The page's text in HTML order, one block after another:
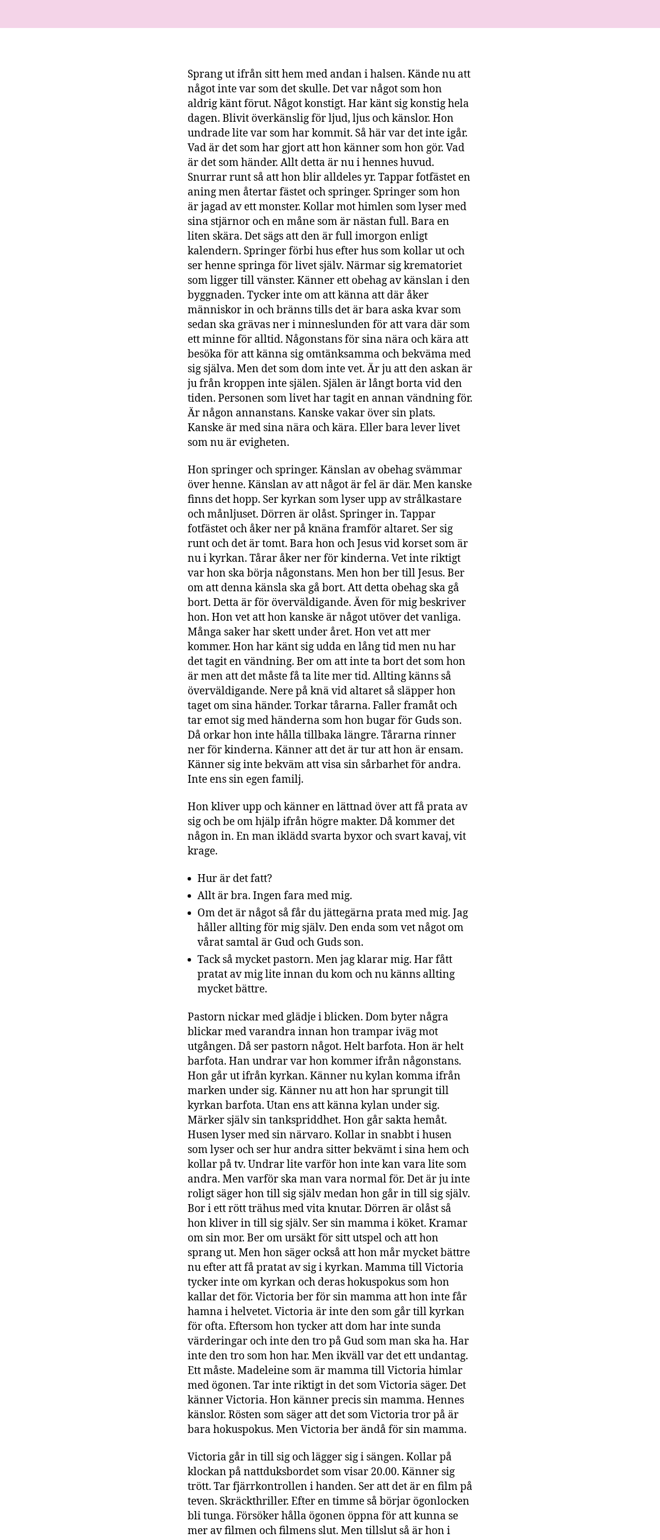
Sprang ut ifrån sitt hem med andan i halsen. Kände nu att
något inte var som det skulle. Det var något som hon
aldrig känt förut. Något konstigt. Har känt sig konstig hela
dagen. Blivit överkänslig för ljud, ljus och känslor. Hon
undrade lite var som har kommit. Så här var det inte igår.
Vad är det som har gjort att hon känner som hon gör. Vad
är det som händer. Allt detta är nu i hennes huvud.
Snurrar runt så att hon blir alldeles yr. Tappar fotfästet en
aning men återtar fästet och springer. Springer som hon
är jagad av ett monster. Kollar mot himlen som lyser med
sina stjärnor och en måne som är nästan full. Bara en
liten skära. Det sägs att den är full imorgon enligt
kalendern. Springer förbi hus efter hus som kollar ut och
ser henne springa för livet själv. Närmar sig krematoriet
som ligger till vänster. Känner ett obehag av känslan i den
byggnaden. Tycker inte om att känna att där åker
människor in och bränns tills det är bara aska kvar som
sedan ska grävas ner i minneslunden för att vara där som
ett minne för alltid. Någonstans för sina nära och kära att
besöka för att känna sig omtänksamma och bekväma med
sig själva. Men det som dom inte vet. Är ju att den askan är
ju från kroppen inte själen. Själen är långt borta vid den
tiden. Personen som livet har tagit en annan vändning för.
Är någon annanstans. Kanske vakar över sin plats.
Kanske är med sina nära och kära. Eller bara lever livet
som nu är evigheten.
Hon springer och springer. Känslan av obehag svämmar
över henne. Känslan av att något är fel är där. Men kanske
finns det hopp. Ser kyrkan som lyser upp av strålkastare
och månljuset. Dörren är olåst. Springer in. Tappar
fotfästet och åker ner på knäna framför altaret. Ser sig
runt och det är tomt. Bara hon och Jesus vid korset som är
nu i kyrkan. Tårar åker ner för kinderna. Vet inte riktigt
var hon ska börja någonstans. Men hon ber till Jesus. Ber
om att denna känsla ska gå bort. Att detta obehag ska gå
bort. Detta är för överväldigande. Även för mig beskriver
hon. Hon vet att hon kanske är något utöver det vanliga.
Många saker har skett under året. Hon vet att mer
kommer. Hon har känt sig udda en lång tid men nu har
det tagit en vändning. Ber om att inte ta bort det som hon
är men att det måste få ta lite mer tid. Allting känns så
överväldigande. Nere på knä vid altaret så släpper hon
taget om sina händer. Torkar tårarna. Faller framåt och
tar emot sig med händerna som hon bugar för Guds son.
Då orkar hon inte hålla tillbaka längre. Tårarna rinner
ner för kinderna. Känner att det är tur att hon är ensam.
Känner sig inte bekväm att visa sin sårbarhet för andra.
Inte ens sin egen familj.
Hon kliver upp och känner en lättnad över att få prata av
sig och be om hjälp ifrån högre makter. Då kommer det
någon in. En man iklädd svarta byxor och svart kavaj, vit
krage.
Hur är det fatt?
Allt är bra. Ingen fara med mig.
Om det är något så får du jättegärna prata med mig. Jag
håller allting för mig själv. Den enda som vet något om
vårat samtal är Gud och Guds son.
Tack så mycket pastorn. Men jag klarar mig. Har fått
pratat av mig lite innan du kom och nu känns allting
mycket bättre.
Pastorn nickar med glädje i blicken. Dom byter några
blickar med varandra innan hon trampar iväg mot
utgången. Då ser pastorn något. Helt barfota. Hon är helt
barfota. Han undrar var hon kommer ifrån någonstans.
Hon går ut ifrån kyrkan. Känner nu kylan komma ifrån
marken under sig. Känner nu att hon har sprungit till
kyrkan barfota. Utan ens att känna kylan under sig.
Märker själv sin tankspriddhet. Hon går sakta hemåt.
Husen lyser med sin närvaro. Kollar in snabbt i husen
som lyser och ser hur andra sitter bekvämt i sina hem och
kollar på tv. Undrar lite varför hon inte kan vara lite som
andra. Men varför ska man vara normal för. Det är ju inte
roligt säger hon till sig själv medan hon går in till sig själv.
Bor i ett rött trähus med vita knutar. Dörren är olåst så
hon kliver in till sig själv. Ser sin mamma i köket. Kramar
om sin mor. Ber om ursäkt för sitt utspel och att hon
sprang ut. Men hon säger också att hon mår mycket bättre
nu efter att få pratat av sig i kyrkan. Mamma till Victoria
tycker inte om kyrkan och deras hokuspokus som hon
kallar det för. Victoria ber för sin mamma att hon inte får
hamna i helvetet. Victoria är inte den som går till kyrkan
för ofta. Eftersom hon tycker att dom har inte sunda
värderingar och inte den tro på Gud som man ska ha. Har
inte den tro som hon har. Men ikväll var det ett undantag.
Ett måste. Madeleine som är mamma till Victoria himlar
med ögonen. Tar inte riktigt in det som Victoria säger. Det
känner Victoria. Hon känner precis sin mamma. Hennes
känslor. Rösten som säger att det som Victoria tror på är
bara hokuspokus. Men Victoria ber ändå för sin mamma.
Victoria går in till sig och lägger sig i sängen. Kollar på
klockan på nattduksbordet som visar 20.00. Känner sig
trött. Tar fjärrkontrollen i handen. Ser att det är en film på
teven. Skräckthriller. Efter en timme så börjar ögonlocken
bli tunga. Försöker hålla ögonen öppna för att kunna se
mer av filmen och filmens slut. Men tillslut så är hon i